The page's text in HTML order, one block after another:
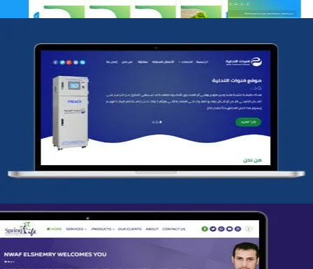
شركة قنوات التحليه
التفاصيل